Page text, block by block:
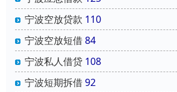
宁波空放贷款 110
宁波空放短借84
宁波私人借贷 108
宁波短期拆借92